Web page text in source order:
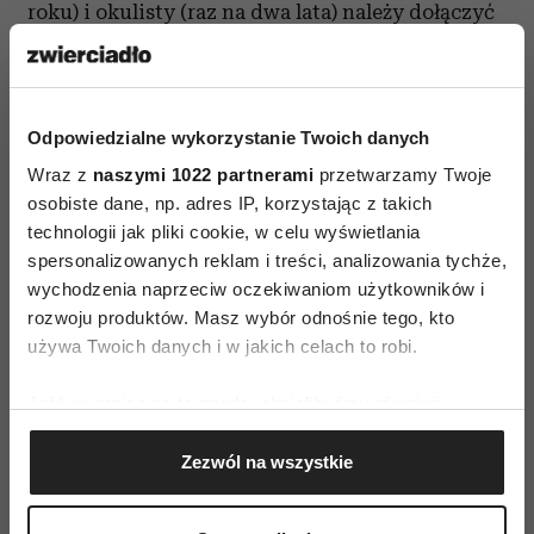
Odpowiedzialne wykorzystanie Twoich danych
Wraz z naszymi 1022 partnerami przetwarzamy Twoje
osobiste dane, np. adres IP, korzystając z takich
technologii jak pliki cookie, w celu wyświetlania
spersonalizowanych reklam i treści, analizowania tychże,
wychodzenia naprzeciw oczekiwaniom użytkowników i
rozwoju produktów. Masz wybór odnośnie tego, kto
używa Twoich danych i w jakich celach to robi.
Gromadzić dane dotyczące Twojej lokalizacji
geograficznej z dokładnością nawet do kilku metrów
Identyfikować Twoje urządzenie, aktywnie
Zezwól na wszystkie
roku) i okulisty (raz na dwa lata) należy dołączyć
kilka kluczowych badań. Jednym z nich jest EKG
(raz w roku). To proste badanie potrafi wykryć
zaburzenia rytmu serca, niedotlenienie mięśnia
sercowego, ślady trwającego lub przebytego
zawału, a nawet niektóre wrodzone wady serca.
Po 50 roku życia wzrasta zagrożenie przewlekłą
niewydolnością żylną kończyn dolnych, która
prowadzi do żylaków. Warto skontrolować stan
swoich żył za pomocą badania Dopplera.
u kobiet w okresie przekwitania, jest
nietrzymanie moczu, dlatego poleca się
regularnie wizyty u ginekologa (raz na rok).